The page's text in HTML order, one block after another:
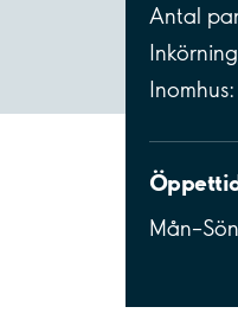
Antal
Inomhus: